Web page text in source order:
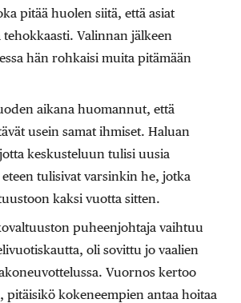
pitää huolen siitä, että asiat
Valinnan jälkeen
hän rohkaisi muita pitämään
aikana huomannut, että
usein samat ihmiset. Haluan
keskusteluun tulisi uusia
tulisivat varsinkin he, jotka
kaksi vuotta sitten.
puheenjohtaja vaihtuu
oli sovittu jo vaalien
Vuornos kertoo
pitäisikö kokeneempien antaa hoitaa